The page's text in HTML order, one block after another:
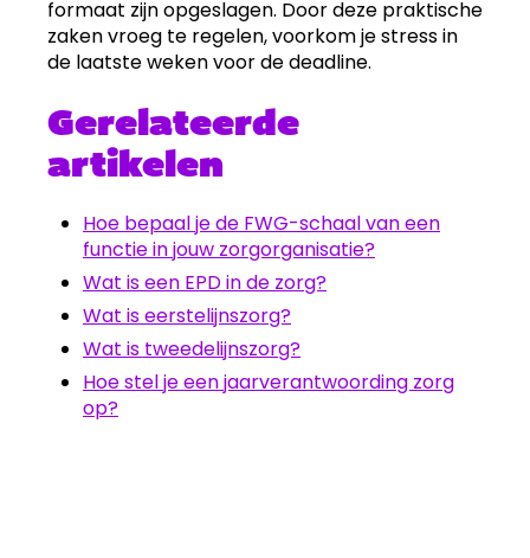
formaat zijn opgeslagen. Door deze praktische
zaken vroeg te regelen, voorkom je stress in
de laatste weken voor de deadline.
Gerelateerde
artikelen
Hoe bepaal je de FWG-schaal van een
functie in jouw zorgorganisatie?
Wat is een EPD in de zorg?
Wat is eerstelijnszorg?
Wat is tweedelijnszorg?
Hoe stel je een jaarverantwoording zorg
op?